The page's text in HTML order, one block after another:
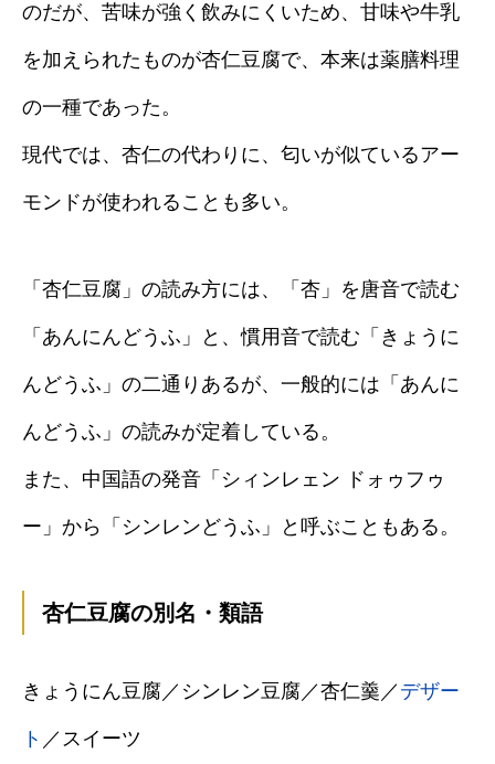
のだが、苦味が強く飲みにくいため、甘味や牛乳
を加えられたものが杏仁豆腐で、本来は薬膳料理
の一種であった。
現代では、杏仁の代わりに、匂いが似ているアー
モンドが使われることも多い。
「杏仁豆腐」の読み方には、「杏」を唐音で読む
「あんにんどうふ」と、慣用音で読む「きょうに
んどうふ」の二通りあるが、一般的には「あんに
んどうふ」の読みが定着している。
また、中国語の発音「シィンレェン ドォゥフゥ
ー」から「シンレンどうふ」と呼ぶこともある。
杏仁豆腐の別名・類語
きょうにん豆腐／シンレン豆腐／杏仁羹／ デザー
ト ／スイーツ